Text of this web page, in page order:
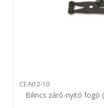
CE-N12-10
Bilincs záró-nyitó fogó